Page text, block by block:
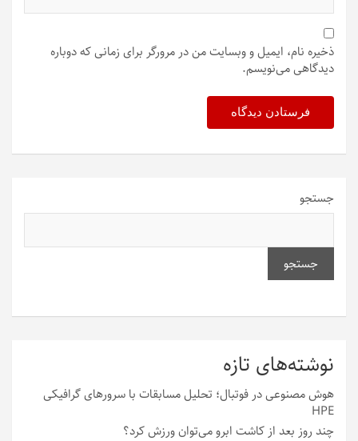
ذخیره نام، ایمیل و وبسایت من در مرورگر برای زمانی که دوباره
دیدگاهی می‌نویسم.
جستجو
جستجو
نوشته‌های تازه
هوش مصنوعی در فوتبال؛ تحلیل مسابقات با سرورهای گرافیکی
HPE
چند روز بعد از کاشت ابرو می‌توان ورزش کرد؟